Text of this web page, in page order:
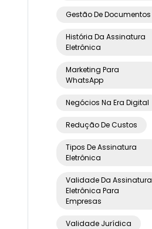
Gestão De Documentos
História Da Assinatura
Eletrônica
Marketing Para
WhatsApp
Negócios Na Era Digital
Redução De Custos
Tipos De Assinatura
Eletrônica
Validade Da Assinatura
Eletrônica Para
Empresas
Validade Jurídica